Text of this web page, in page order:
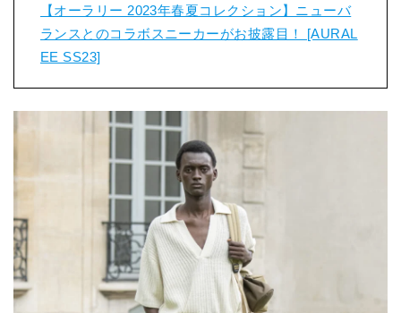
【オーラリー 2023年春夏コレクション】ニューバ
ランスとのコラボスニーカーがお披露目！ [AURAL
EE SS23]